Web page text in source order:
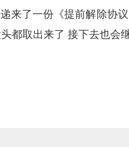
了一份《提前解除协
都取出来了 接下去也会